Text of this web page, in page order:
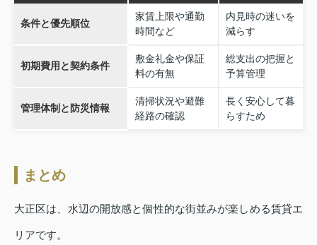
条件と優先順位
家賃上限や通勤
時間など
内見時の迷いを
減らす
初期費用と契約条件
敷金礼金や保証
料の有無
総支出の把握と
予算管理
管理体制と防災情報
清掃状況や避難
経路の確認
長く安心して暮
らすため
まとめ
大正区は、水辺の開放感と個性的な街並みが楽しめる賃貸エ
リアです。